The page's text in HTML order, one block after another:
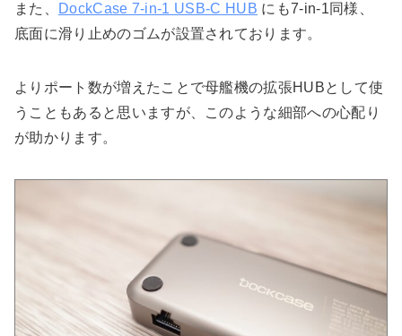
また、 DockCase 7-in-1 USB-C HUB にも7-in-1同様、
底面に滑り止めのゴムが設置されております。
よりポート数が増えたことで母艦機の拡張HUBとして使
うこともあると思いますが、このような細部への心配り
が助かります。